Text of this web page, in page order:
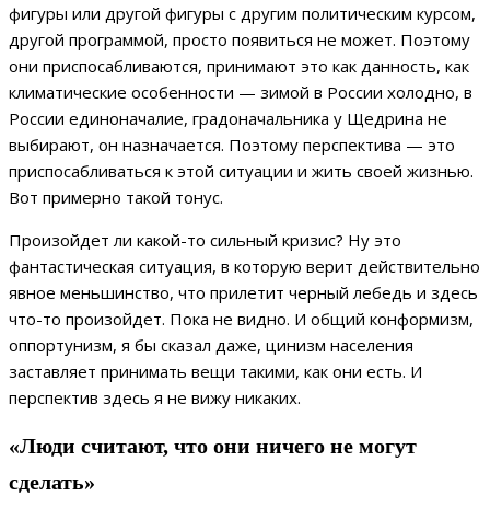
фигуры или другой фигуры с другим политическим курсом,
другой программой, просто появиться не может. Поэтому
они приспосабливаются, принимают это как данность, как
климатические особенности — зимой в России холодно, в
России единоначалие, градоначальника у Щедрина не
выбирают, он назначается. Поэтому перспектива — это
приспосабливаться к этой ситуации и жить своей жизнью.
Вот примерно такой тонус.
Произойдет ли какой-то сильный кризис? Ну это
фантастическая ситуация, в которую верит действительно
явное меньшинство, что прилетит черный лебедь и здесь
что-то произойдет. Пока не видно. И общий конформизм,
оппортунизм, я бы сказал даже, цинизм населения
заставляет принимать вещи такими, как они есть. И
перспектив здесь я не вижу никаких.
«Люди считают, что они ничего не могут
сделать»